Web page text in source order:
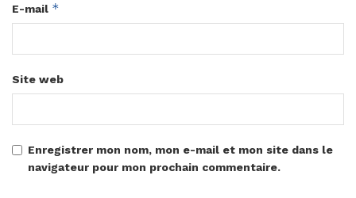
E-mail *
Site web
Enregistrer mon nom, mon e-mail et mon site dans le
navigateur pour mon prochain commentaire.